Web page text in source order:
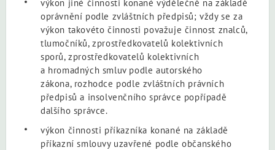
výkon jiné činnosti konané výdělečně na základě
oprávnění podle zvláštních předpisů; vždy se za
výkon takovéto činnosti považuje činnost znalců,
tlumočníků, zprostředkovatelů kolektivních
sporů, zprostředkovatelů kolektivních
a hromadných smluv podle autorského
zákona, rozhodce podle zvláštních právních
předpisů a insolvenčního správce popřípadě
dalšího správce.
výkon činnosti příkazníka konané na základě
příkazní smlouvy uzavřené podle občanského